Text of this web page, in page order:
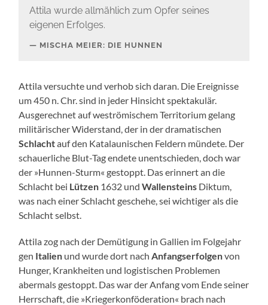
Attila wurde allmählich zum Opfer seines
eigenen Erfolges.
MISCHA MEIER: DIE HUNNEN
Attila versuchte und verhob sich daran. Die Ereignisse
um 450 n. Chr. sind in jeder Hinsicht spektakulär.
Ausgerechnet auf weströmischem Territorium gelang
militärischer Widerstand, der in der dramatischen
Schlachtauf den Katalaunischen Feldern mündete. Der
schauerliche Blut-Tag endete unentschieden, doch war
der »Hunnen-Sturm« gestoppt. Das erinnert an die
Schlacht bei Lützen 1632 undWallensteins Diktum,
was nach einer Schlacht geschehe, sei wichtiger als die
Schlacht selbst.
Attila zog nach der Demütigung in Gallien im Folgejahr
gen Italien und wurde dort nach Anfangserfolgenvon
Hunger, Krankheiten und logistischen Problemen
abermals gestoppt. Das war der Anfang vom Ende seiner
Herrschaft, die »Kriegerkonföderation« brach nach